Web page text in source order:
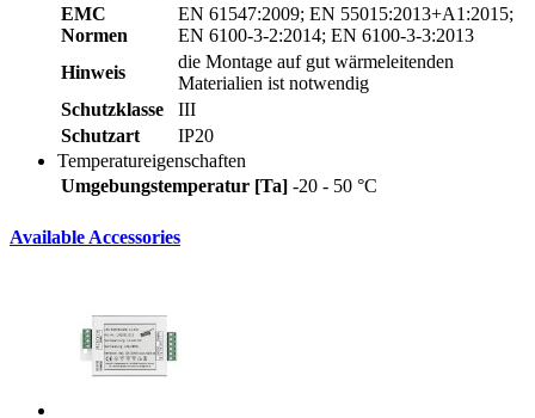
EMC
Normen
EN 61547:2009; EN 55015:2013+A1:2015;
EN 6100-3-2:2014; EN 6100-3-3:2013
Hinweis
die Montage auf gut wärmeleitenden
Materialien ist notwendig
Schutzklasse
III
Schutzart
IP20
Temperatureigenschaften
Umgebungstemperatur [Ta] -20 - 50 °C
Available Accessories